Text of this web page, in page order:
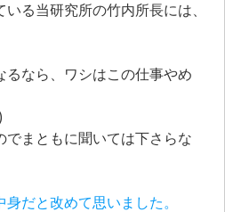
る当研究所の竹内所長には、
るなら、ワシはこの仕事やめ
でまともに聞いては下さらな
だと改めて思いました。